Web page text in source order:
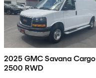
2025 GMC Savana Cargo
2500 RWD